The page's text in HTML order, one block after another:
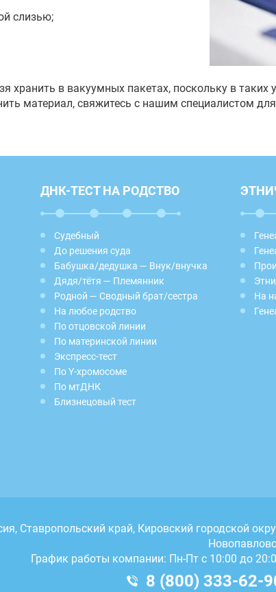
слизью;
хранить в вакуумных пакетах, поскольку в таких
материал, свяжитесь с нашим специалистом
ДНК-ТЕСТ НА РОДСТВО
Судебный
До решения суда
Бабушка/дедушка — Внук/внучка
Дядя/тётя — Племянник
Родной — Сводный брат/сестра
На любое родство
По отцовской линии
По материнской линии
Экспресс-тест
По Y-хромосоме
По мтДНК
Близнецовый тест
На
Ставропольский край, Кировский городской
График работы компании: Пн-Пт с 10:00 до
8 (800) 333-62-